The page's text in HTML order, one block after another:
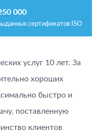
000
сертификатов ISO
услуг 10 лет. За
хороших
быстро и
поставленную
клиентов